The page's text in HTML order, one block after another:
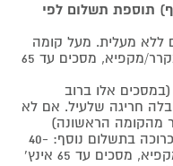
תוספת תשלום לפי
ללא מעלית. מעל קומה
ב' 40-50 ₪ למוצר לבן, 60-80 ₪ למקרר/מקפיא, מסכים עד 65
אינץ' ומעלה 80-100 ₪ (במסכים אלו ברוב
חריגה שלעיל. אם לא
מהקומה הראשונה)
הובלה לכל קומה נוספת בתוך הבית כרוכה בתשלום נוסף: 40-
50 ₪ למוצר לבן, 60-80 ₪ למקרר/מקפיא, מסכים עד 65 אינץ'